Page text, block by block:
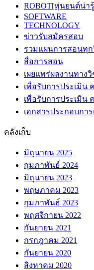
ROBOT[หุ่นยนต์น่า
SOFTWARE
TECHNOLOGY
ข่าวรับสมัครสอบ
รวมแผนการสอนทุก
สื่อการสอน
เผยแพร่ผลงานทาง
เพื่อรับการประเมิน
เพื่อรับการประเมิน
เอกสารประกอบการ
คลังเก็บ
มิถุนายน 2025
กุมภาพันธ์ 2024
มิถุนายน 2023
พฤษภาคม 2023
กุมภาพันธ์ 2023
พฤศจิกายน 2022
กันยายน 2021
กรกฎาคม 2021
กันยายน 2020
สิงหาคม 2020